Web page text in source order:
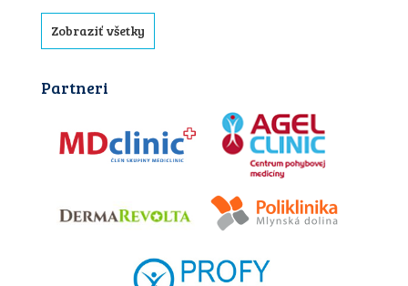
Zobraziť všetky
Partneri